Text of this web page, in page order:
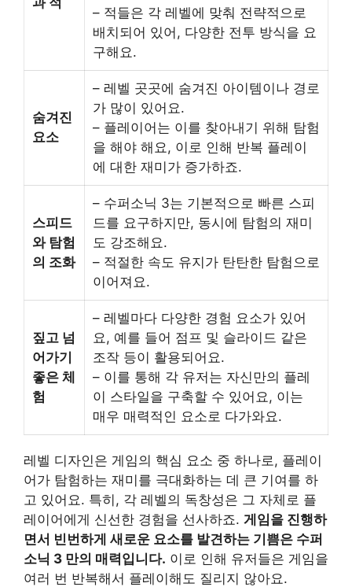
– 적들은 각 레벨에 맞춰 전략적으로
배치되어 있어, 다양한 전투 방식을 요
구해요.
숨겨진
요소
– 레벨 곳곳에 숨겨진 아이템이나 경로
가 많이 있어요.
– 플레이어는 이를 찾아내기 위해 탐험
을 해야 해요, 이로 인해 반복 플레이
에 대한 재미가 증가하죠.
스피드
와 탐험
의 조화
– 수퍼소닉 3는 기본적으로 빠른 스피
드를 요구하지만, 동시에 탐험의 재미
도 강조해요.
– 적절한 속도 유지가 탄탄한 탐험으로
이어져요.
짚고 넘
어가기
좋은 체
험
– 레벨마다 다양한 경험 요소가 있어
요, 예를 들어 점프 및 슬라이드 같은
조작 등이 활용되어요.
– 이를 통해 각 유저는 자신만의 플레
이 스타일을 구축할 수 있어요, 이는
매우 매력적인 요소로 다가와요.
레벨 디자인은 게임의 핵심 요소 중 하나로, 플레이
어가 탐험하는 재미를 극대화하는 데 큰 기여를 하
고 있어요. 특히, 각 레벨의 독창성은 그 자체로 플
레이어에게 신선한 경험을 선사하죠. 게임을 진행하
면서 빈번하게 새로운 요소를 발견하는 기쁨은 수퍼
소닉 3 만의 매력입니다. 이로 인해 유저들은 게임을
여러 번 반복해서 플레이해도 질리지 않아요.